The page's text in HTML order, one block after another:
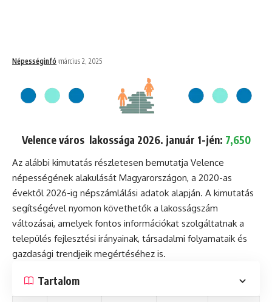
Népességinfó március 2, 2025
Velence város lakossága 2026. január 1-jén: 7,650
Az alábbi kimutatás részletesen bemutatja Velence
népességének alakulását Magyarországon, a 2020-as
évektől 2026-ig népszámlálási adatok alapján. A kimutatás
segítségével nyomon követhetők a lakosságszám
változásai, amelyek fontos információkat szolgáltatnak a
település fejlesztési irányainak, társadalmi folyamataik és
gazdasági trendjeik megértéséhez is.
Tartalom